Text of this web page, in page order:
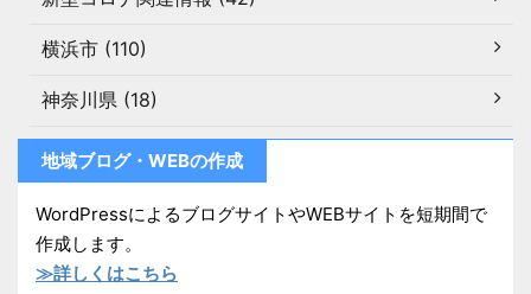
横浜市 (110)
神奈川県 (18)
地域ブログ・WEBの作成
WordPressによるブログサイトやWEBサイトを短期間で
作成します。
≫詳しくはこちら